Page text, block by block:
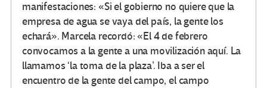
manifestaciones: «Si el gobierno no quiere que la
empresa de agua se vaya del país, la gente los
echará». Marcela recordó: «El 4 de febrero
convocamos a la gente a una movilización aquí. La
llamamos ‘la toma de la plaza’. Iba a ser el
encuentro de la gente del campo, el campo